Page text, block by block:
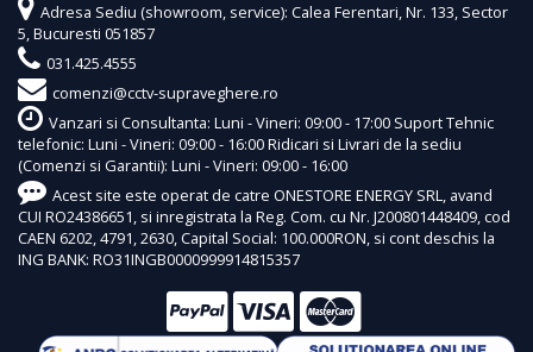
Adresa Sediu (showroom, service): Calea Ferentari, Nr. 133, Sector
5, Bucuresti 051857
031.425.4555
comenzi@cctv-supraveghere.ro
Vanzari si Consultanta: Luni - Vineri: 09:00 - 17:00 Suport Tehnic
telefonic: Luni - Vineri: 09:00 - 16:00 Ridicari si Livrari de la sediu
(Comenzi si Garantii): Luni - Vineri: 09:00 - 16:00
Acest site este operat de catre ONESTORE ENERGY SRL, avand
CUI RO24386651, si inregistrata la Reg. Com. cu Nr. J200801448409, cod
CAEN 6202, 4791, 2630, Capital Social: 100.000RON, si cont deschis la
ING BANK: RO31INGB0000999914815357